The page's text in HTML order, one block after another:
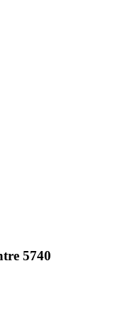
5740